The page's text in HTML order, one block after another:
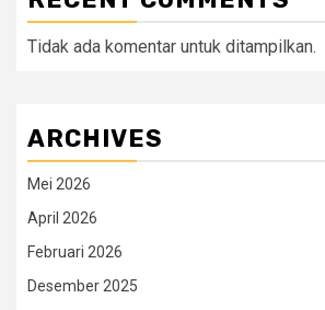
Tidak ada komentar untuk ditampilkan.
ARCHIVES
Mei 2026
April 2026
Februari 2026
Desember 2025